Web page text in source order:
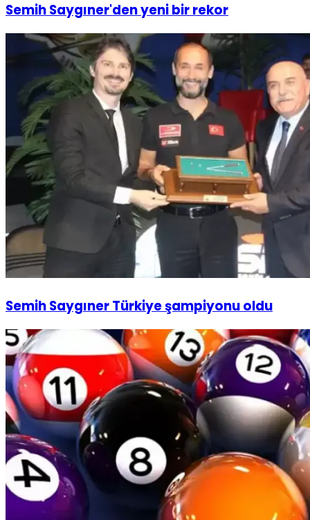
Semih Saygıner'den yeni bir rekor
Semih Saygıner Türkiye şampiyonu oldu